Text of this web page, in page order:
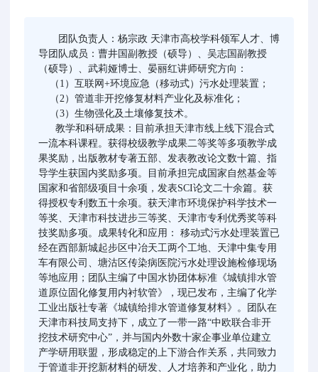
团队负责人：杨宗政 天津市高校学科领军人才、博
导团队成员：曹井国副教授（硕导）、吴志国副教授
（硕导）、武莉娅博士、晏丽红讲师研究方向：
（1）互联网+环境应急（移动式）污水处理装置；
（2）管道非开挖修复材料产业化及标准化；
（3）生物强化及土壤修复技术。
教学和科研成果：目前承担天津市线上线下混合式
一流本科课程。获得校级教学成果二等奖等多项教学成
果奖励，出版教材专著五部、发表教改论文数十篇、指
导学生获国内奖励多项。目前承担完成国家自然基金等
国家和省部级项目十余项，发表SCI论文二十余篇。获
得授权专利数五十余项。获天津市环境保护科学技术一
等奖、天津市科技进步三等奖、天津市专利优秀奖等科
技奖励多项。成果转化和应用： 移动式污水处理装置已
经在西部新城起步区中冶天工两个工地、天津中集专用
车有限公司、塘沽区传染病医院污水处理设施检修现场
等地应用；团队主编了中国水协团体标准《城镇排水管
道原位固化修复用内衬软管》，现已发布，主编了化学
工业出版社专著《城镇给排水管道修复材料》。团队在
天津市科技局支持下，成立了一带一路“中欧联合非开
挖技术研究中心”，并与国内外数十家企事业单位建立
产学研用联盟，形成稳定的上下游合作关系，共同致力
于管道非开挖新材料的研发、人才培养和产业化，助力